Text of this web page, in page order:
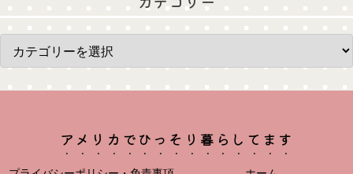
アメリカでひっそり暮らしてます